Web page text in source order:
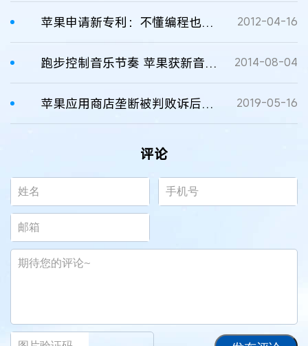
苹果申请新专利：不懂编程也可开发应用 2012-04-16
跑步控制音乐节奏 苹果获新音乐专利 2014-08-04
苹果应用商店垄断被判败诉后会带来什么影响 2019-05-16
评论